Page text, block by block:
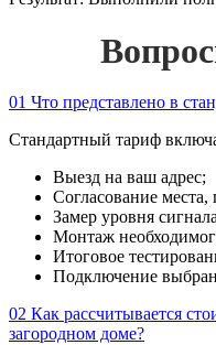
01 Что представлено в
Стандартный тариф
Выезд на ваш адрес;
Согласование места,
Замер уровня
Монтаж
Итоговое
Подключение
02 Как рассчитывается
загородном доме?